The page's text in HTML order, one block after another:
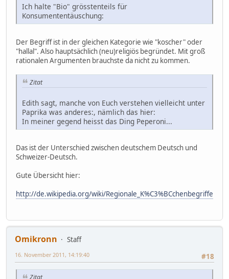
Ich halte "Bio" grösstenteils für
Konsumententäuschung:
Der Begriff ist in der gleichen Kategorie wie "koscher" oder
"hallal". Also hauptsächlich (neu)religiös begründet. Mit groß
rationalen Argumenten brauchste da nicht zu kommen.
Zitat
Edith sagt, manche von Euch verstehen vielleicht unter
Paprika was anderes:, nämlich das hier:
In meiner gegend heisst das Ding Peperoni...
Das ist der Unterschied zwischen deutschem Deutsch und
Schweizer-Deutsch.
Gute Übersicht hier:
http://de.wikipedia.org/wiki/Regionale_K%C3%BCchenbegriffe
Omikronn
Staff
#18
16. November 2011, 14:19:40
Zitat